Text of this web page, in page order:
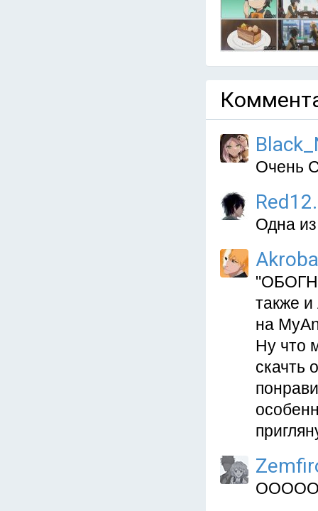
Очень
Одна
также
на
Ну что
скачть
ООООО,